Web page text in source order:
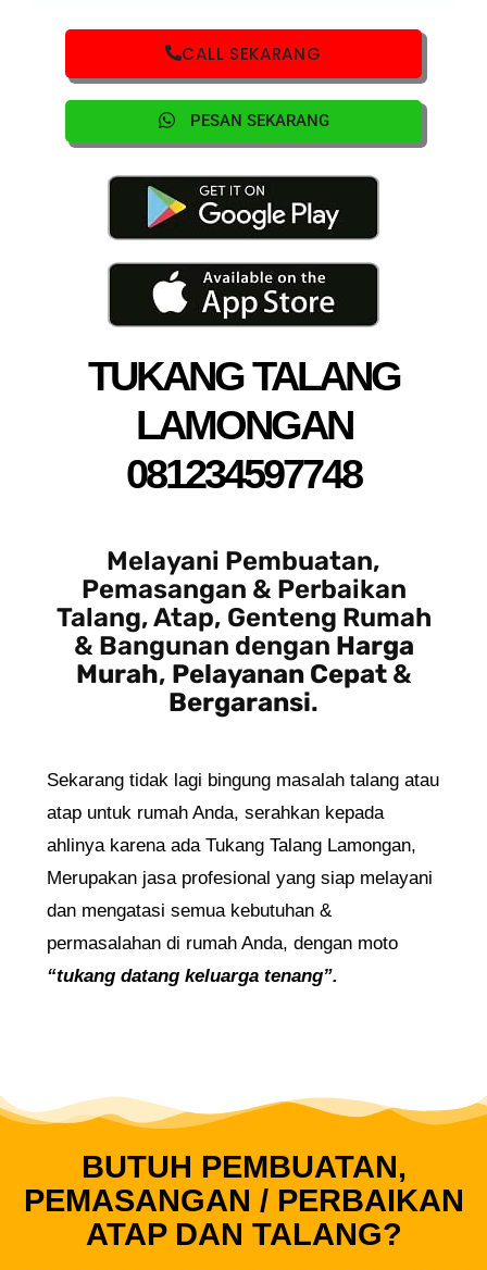
TUKANG TALANG
LAMONGAN
081234597748
Melayani Pembuatan,
Pemasangan & Perbaikan
Talang, Atap, Genteng Rumah
& Bangunan dengan Harga
Murah, Pelayanan Cepat&
Bergaransi.
Sekarang tidak lagi bingung masalah talang atau
atap untuk rumah Anda, serahkan kepada
ahlinya karena ada Tukang Talang Lamongan,
Merupakan jasa profesional yang siap melayani
dan mengatasi semua kebutuhan &
permasalahan di rumah Anda, dengan moto
“tukang datang keluarga tenang”.
CALL SEKARANG
PESAN SEKARANG
BUTUH PEMBUATAN,
PEMASANGAN / PERBAIKAN
ATAP DAN TALANG?